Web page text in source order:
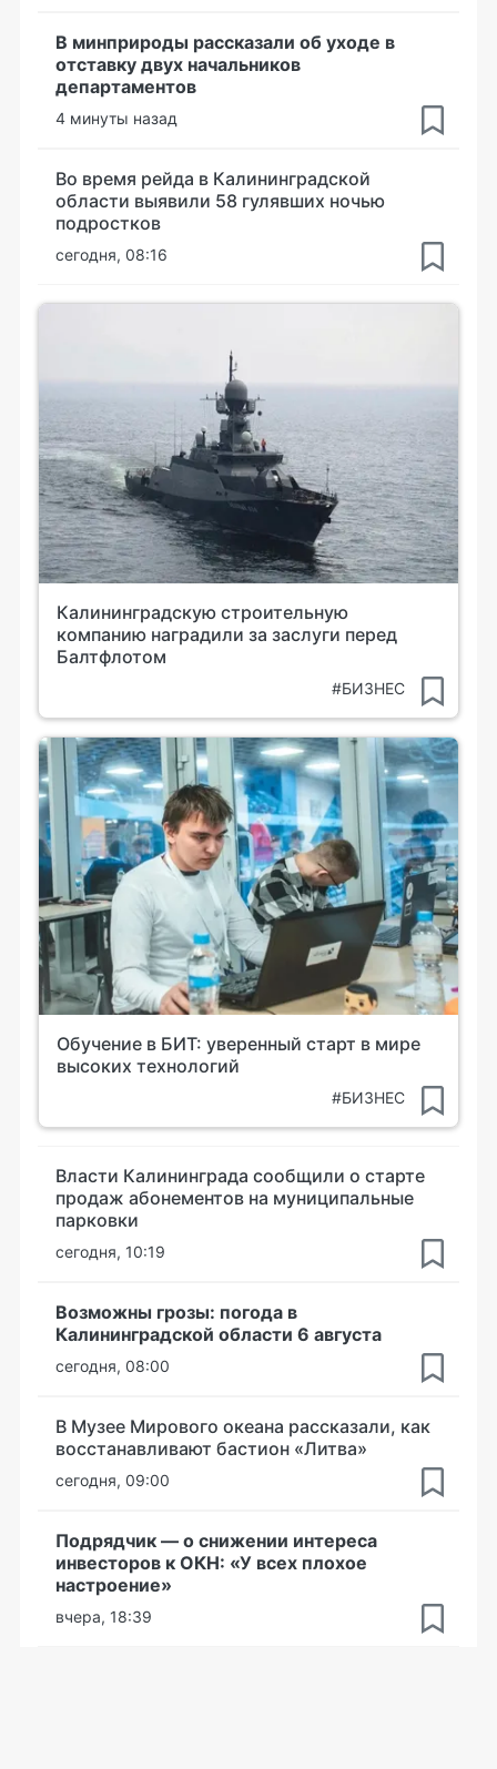
В минприроды рассказали об уходе в
отставку двух начальников
департаментов
4 минуты назад
Во время рейда в Калининградской
области выявили 58 гулявших ночью
подростков
сегодня, 08:16
Калининградскую строительную
компанию наградили за заслуги перед
Балтфлотом
#БИЗНЕС
Обучение в БИТ: уверенный старт в мире
высоких технологий
#БИЗНЕС
Власти Калининграда сообщили о старте
продаж абонементов на муниципальные
парковки
сегодня, 10:19
Возможны грозы: погода в
Калининградской области 6 августа
сегодня, 08:00
В Музее Мирового океана рассказали, как
восстанавливают бастион «Литва»
сегодня, 09:00
Подрядчик — о снижении интереса
инвесторов к ОКН: «У всех плохое
настроение»
вчера, 18:39